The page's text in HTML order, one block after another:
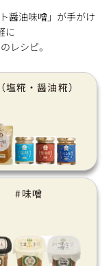
醤油味噌」が手がけ
に
レシピ。
塩糀・醤油糀）
#味噌